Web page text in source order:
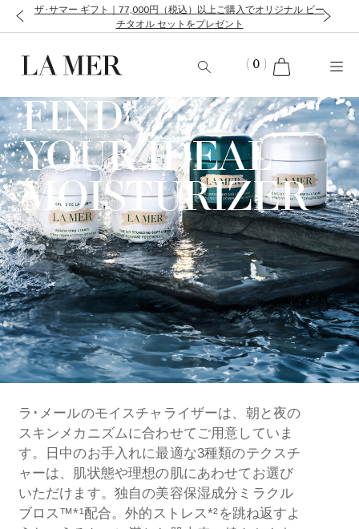
ザ･サマー ギフト｜77,000円（税込）以上ご購入でオリジナル ビー
チタオル セットをプレゼント
cart
( 0 )